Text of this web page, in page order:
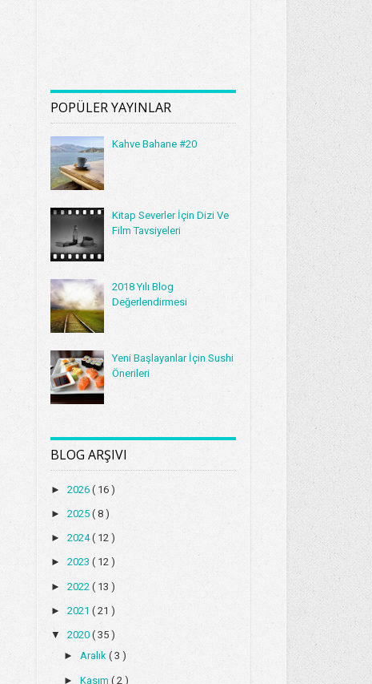
POPÜLER YAYINLAR
Kahve Bahane #20
Kitap Severler İçin Dizi Ve
Film Tavsiyeleri
2018 Yılı Blog
Değerlendirmesi
Yeni Başlayanlar İçin Sushi
Önerileri
BLOG ARŞIVI
►2026( 16 )
►2025( 8 )
►2024( 12 )
►2023( 12 )
►2022( 13 )
►2021( 21 )
▼2020( 35 )
► Aralık ( 3 )
► Kasım ( 2 )